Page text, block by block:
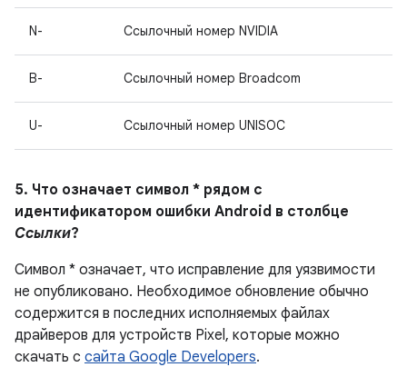
N- Ссылочный номер NVIDIA
B- Ссылочный номер Broadcom
U- Ссылочный номер UNISOC
5. Что означает символ * рядом с
идентификатором ошибки Android в столбце
Ссылки?
Символ * означает, что исправление для уязвимости
не опубликовано. Необходимое обновление обычно
содержится в последних исполняемых файлах
драйверов для устройств Pixel, которые можно
скачать с сайта Google Developers.